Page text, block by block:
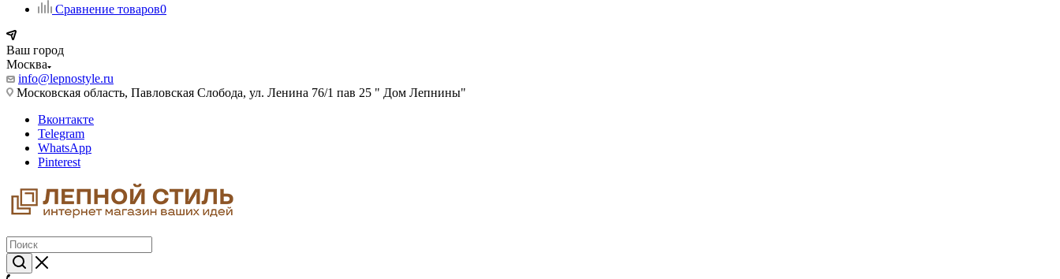
Сравнение товаров0
Ваш город
Москва
info@lepnostyle.ru
Московская область, Павловская Слобода, ул. Ленина 76/1 пав 25 " Дом Лепнины"
Вконтакте
Telegram
WhatsApp
Pinterest